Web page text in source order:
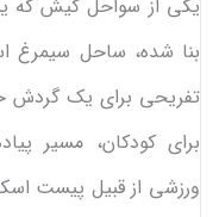
یکی از سواحل کیش که
بنا شده، ساحل سیمرغ
تفریحی برای یک گردش
برای کودکان، مسیر
ورزشی از قبیل پیست